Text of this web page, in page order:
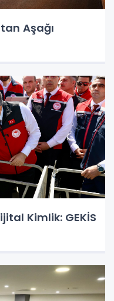
Aşağı
Kimlik: GEKİS